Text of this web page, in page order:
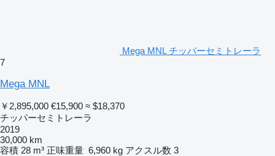
Mega MNL チッパーセミトレーラ
7
Mega MNL
￥2,895,000 €15,900 ≈ $18,370
チッパーセミトレーラ
2019
30,000 km
容積 28 m³ 正味重量 6,960 kg アクスル数 3